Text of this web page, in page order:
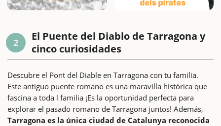
2
El Puente del Diablo de Tarragona y
cinco curiosidades
Descubre el Pont del Diable en Tarragona con tu familia.
Este antiguo puente romano es una maravilla histórica que
fascina a toda l familia ¡Es la oportunidad perfecta para
explorar el pasado romano de Tarragona juntos! Además,
Tarragona es la única ciudad de Catalunya reconocida